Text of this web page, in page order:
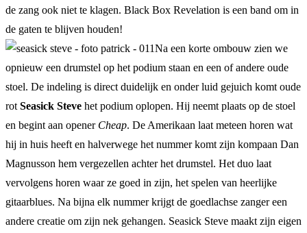
de zang ook niet te klagen. Black Box Revelation is een band om in
de gaten te blijven houden!
Na een korte ombouw zien we
opnieuw een drumstel op het podium staan en een of andere oude
stoel. De indeling is direct duidelijk en onder luid gejuich komt oude
rot Seasick Steve het podium oplopen. Hij neemt plaats op de stoel
en begint aan opener Cheap. De Amerikaan laat meteen horen wat
hij in huis heeft en halverwege het nummer komt zijn kompaan Dan
Magnusson hem vergezellen achter het drumstel. Het duo laat
vervolgens horen waar ze goed in zijn, het spelen van heerlijke
gitaarblues. Na bijna elk nummer krijgt de goedlachse zanger een
andere creatie om zijn nek gehangen. Seasick Steve maakt zijn eigen